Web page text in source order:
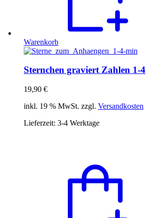
Warenkorb
Sternchen graviert Zahlen 1-4
19,90 €
inkl. 19 % MwSt. zzgl. Versandkosten
Lieferzeit: 3-4 Werktage